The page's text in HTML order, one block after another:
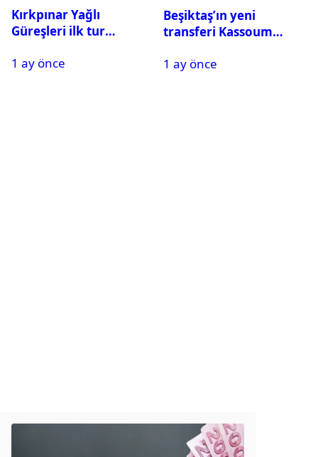
Kırkpınar Yağlı
Güreşleri ilk tur
2. tura geçen
1 ay önce
Beşiktaş’ın yeni
transferi Kassoum
gelecek? Resmi
1 ay önce